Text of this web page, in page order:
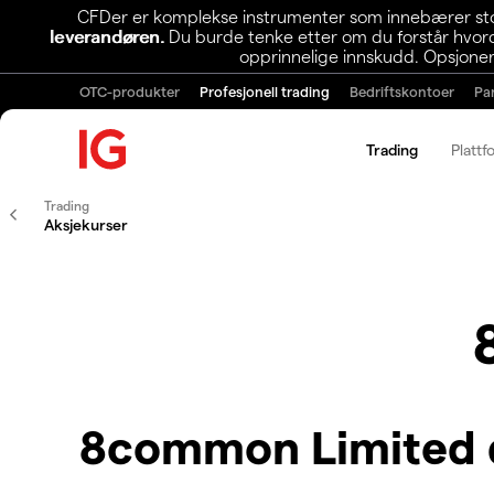
CFDer er komplekse instrumenter som innebærer
leverandøren.Du burde tenke etter om du forstår
opprinnelige innskudd.
OTC-produkter Profesjonell trading Bedriftskontoer
Trading
Trading
Aksjekurser
8common Limited